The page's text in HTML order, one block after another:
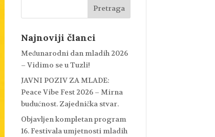
Najnoviji članci
Međunarodni dan mladih 2026
– Vidimo se u Tuzli!
JAVNI POZIV ZA MLADE:
Peace Vibe Fest 2026 – Mirna
budućnost. Zajednička stvar.
Objavljen kompletan program
16. Festivala umjetnosti mladih